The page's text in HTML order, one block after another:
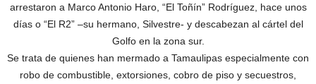
arrestaron a Marco Antonio Haro, “El Toñín” Rodríguez, hace unos
días o “El R2” –su hermano, Silvestre- y descabezan al cártel del
Golfo en la zona sur.
Se trata de quienes han mermado a Tamaulipas especialmente con
robo de combustible, extorsiones, cobro de piso y secuestros,